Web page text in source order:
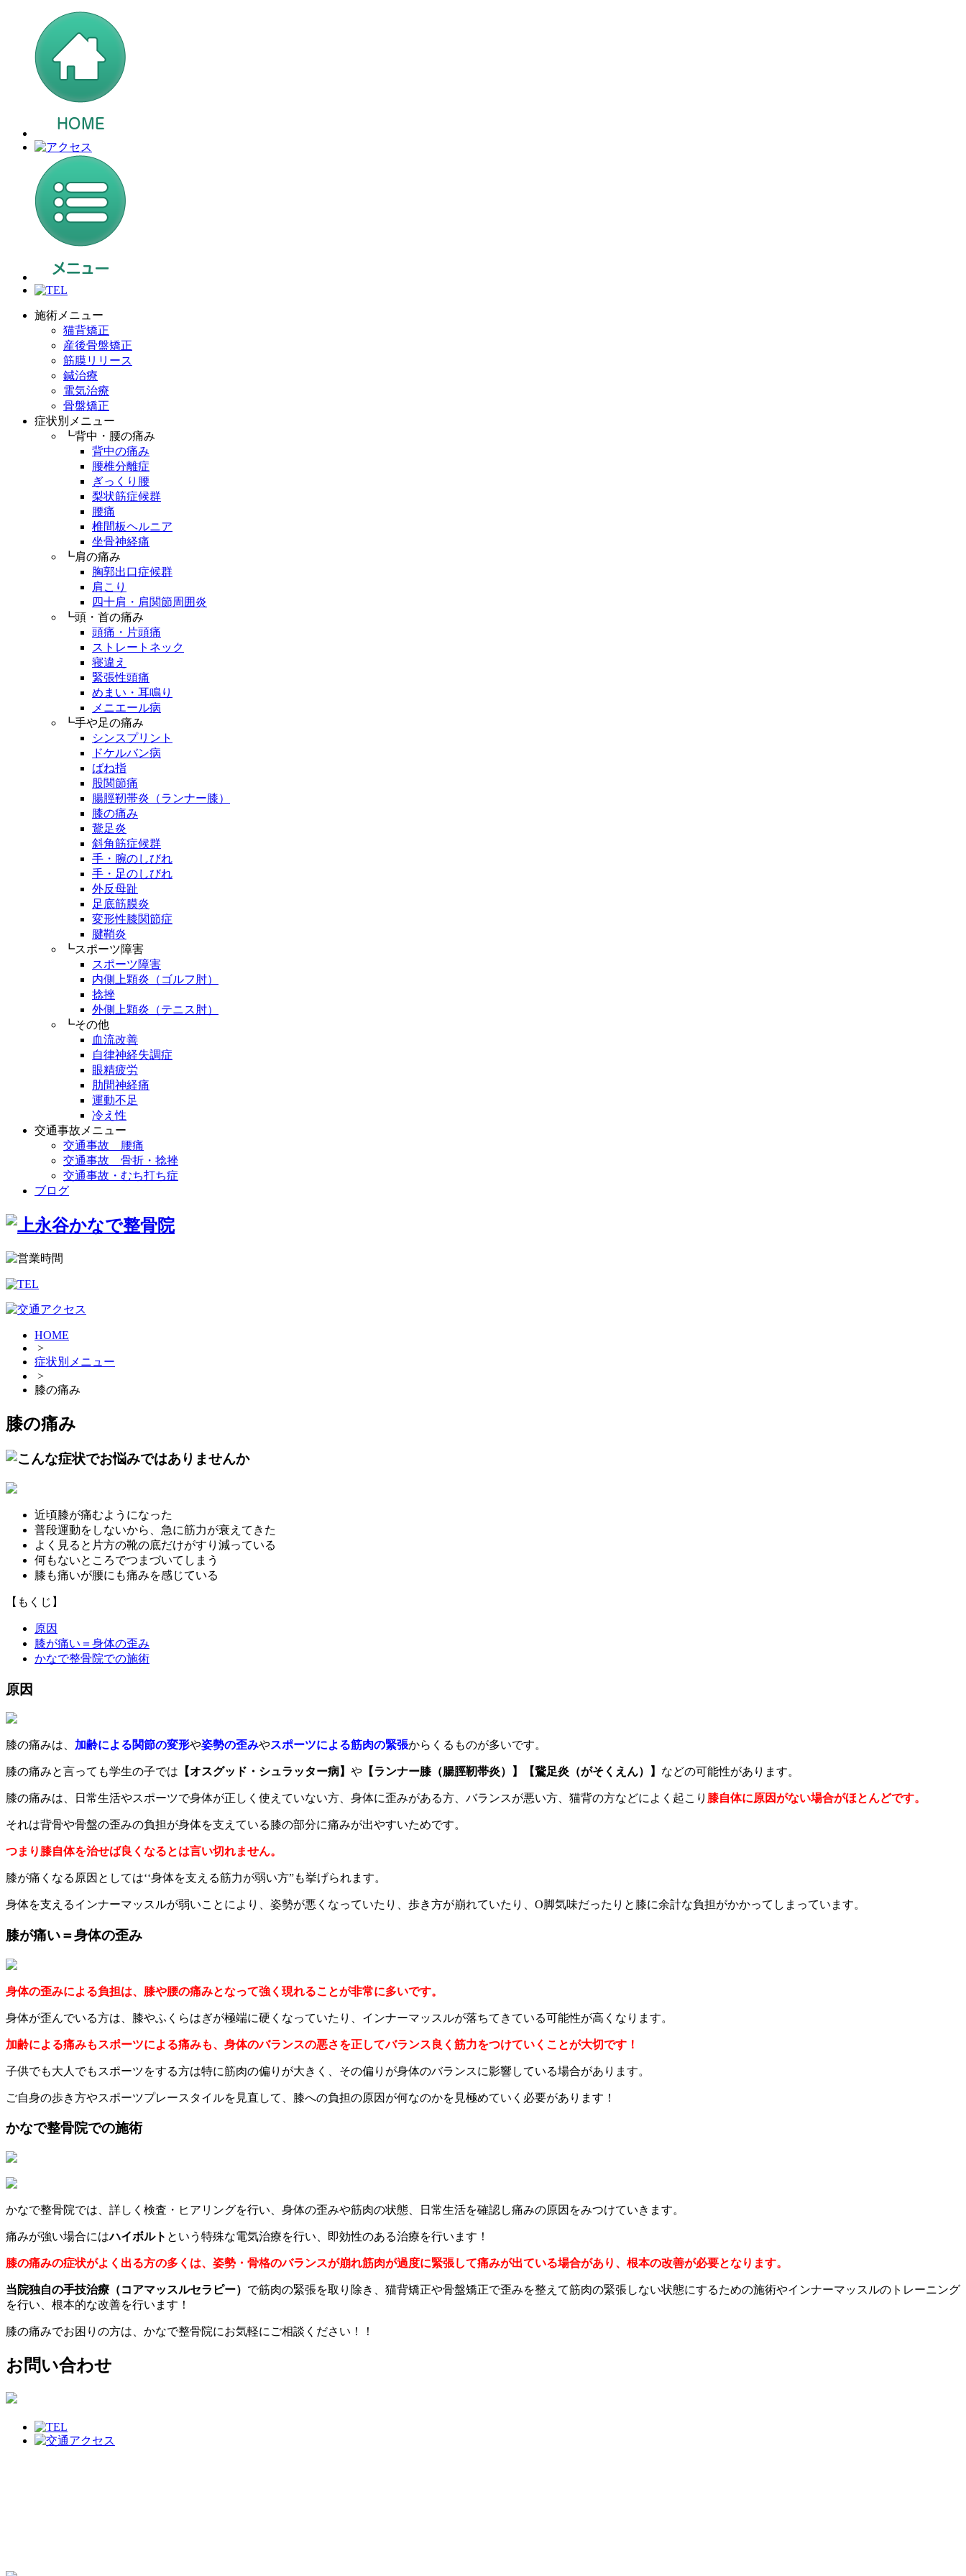
施術メニュー
猫背矯正
産後骨盤矯正
筋膜リリース
鍼治療
電気治療
骨盤矯正
症状別メニュー
┗背中・腰の痛み
背中の痛み
腰椎分離症
ぎっくり腰
梨状筋症候群
腰痛
椎間板ヘルニア
坐骨神経痛
┗肩の痛み
胸郭出口症候群
肩こり
四十肩・肩関節周囲炎
┗頭・首の痛み
頭痛・片頭痛
ストレートネック
寝違え
緊張性頭痛
めまい・耳鳴り
メニエール病
┗手や足の痛み
シンスプリント
ドケルバン病
ばね指
股関節痛
腸脛靭帯炎（ランナー膝）
膝の痛み
鵞足炎
斜角筋症候群
手・腕のしびれ
手・足のしびれ
外反母趾
足底筋膜炎
変形性膝関節症
腱鞘炎
┗スポーツ障害
スポーツ障害
内側上顆炎（ゴルフ肘）
捻挫
外側上顆炎（テニス肘）
┗その他
血流改善
自律神経失調症
眼精疲労
肋間神経痛
運動不足
冷え性
交通事故メニュー
交通事故 腰痛
交通事故 骨折・捻挫
交通事故・むち打ち症
ブログ
HOME
>
症状別メニュー
>
膝の痛み
膝の痛み
近頃膝が痛むようになった
普段運動をしないから、急に筋力が衰えてきた
よく見ると片方の靴の底だけがすり減っている
何もないところでつまづいてしまう
膝も痛いが腰にも痛みを感じている
【もくじ】
原因
膝が痛い＝身体の歪み
かなで整骨院での施術
原因
膝の痛みは、 加齢による関節の変形や姿勢の歪みやスポーツによる筋肉の緊張からくるものが多いです。
膝の痛みと言っても学生の子では 【オスグッド・シュラッター病】 や 【ランナー膝（腸脛靭帯炎）】【鵞足炎（がそくえん）】 などの可能性があります。
膝の痛みは、日常生活やスポーツで身体が正しく使えていない方、身体に歪みがある方、バランスが悪い方、猫背の方などによく起こり 膝自体に原因がない場合がほとんどです。
それは背骨や骨盤の歪みの負担が身体を支えている膝の部分に痛みが出やすいためです。
つまり膝自体を治せば良くなるとは言い切れません。
膝が痛くなる原因としては‘‘身体を支える筋力が弱い方”も挙げられます。
身体を支えるインナーマッスルが弱いことにより、姿勢が悪くなっていたり、歩き方が崩れていたり、O脚気味だったりと膝に余計な負担がかかってしまっています。
膝が痛い＝身体の歪み
身体の歪みによる負担は、膝や腰の痛みとなって強く現れることが非常に多いです。
身体が歪んでいる方は、膝やふくらはぎが極端に硬くなっていたり、インナーマッスルが落ちてきている可能性が高くなります。
加齢による痛みもスポーツによる痛みも、身体のバランスの悪さを正してバランス良く筋力をつけていくことが大切です！
子供でも大人でもスポーツをする方は特に筋肉の偏りが大きく、その偏りが身体のバランスに影響している場合があります。
ご自身の歩き方やスポーツプレースタイルを見直して、膝への負担の原因が何なのかを見極めていく必要があります！
かなで整骨院での施術
かなで整骨院では、詳しく検査・ヒアリングを行い、身体の歪みや筋肉の状態、日常生活を確認し痛みの原因をみつけていきます。
痛みが強い場合にはハイボルト という特殊な電気治療を行い、即効性のある治療を行います！
膝の痛みの症状がよく出る方の多くは、姿勢・骨格のバランスが崩れ筋肉が過度に緊張して痛みが出ている場合があり、根本の改善が必要となります。
当院独自の手技治療（コアマッスルセラピー） で筋肉の緊張を取り除き、猫背矯正や骨盤矯正で歪みを整えて筋肉の緊張しない状態にするための施術やインナーマッスルのトレーニング
を行い、根本的な改善を行います！
膝の痛みでお困りの方は、かなで整骨院にお気軽にご相談ください！！
お問い合わせ